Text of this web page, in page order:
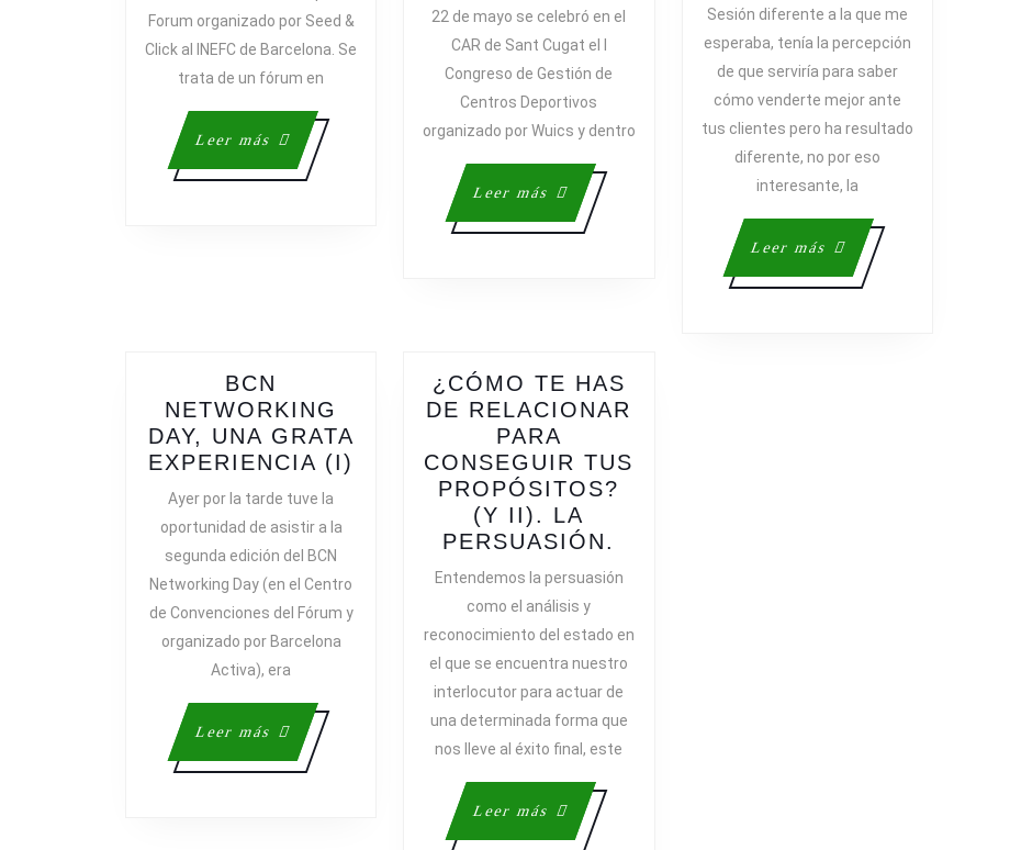
Forum organizado por Seed &
Click al INEFC de Barcelona. Se
trata de un fórum en
Leer más
Leer
más
CONGRESO
GESTIÓN
CENTROS
DEPORTIVOS
22 de mayo se celebró en el
CAR de Sant Cugat el I
Congreso de Gestión de
Centros Deportivos
organizado por Wuics y dentro
Leer más
Leer
más
MARCARSE
UNOS
OBJETIVOS
Sesión diferente a la que me
esperaba, tenía la percepción
de que serviría para saber
cómo venderte mejor ante
tus clientes pero ha resultado
diferente, no por eso
interesante, la
Leer más
Leer
más
BCN
NETWORKING
DAY, UNA GRATA
EXPERIENCIA (I)
NETWORKING
GRATA
(I)
Ayer por la tarde tuve la
oportunidad de asistir a la
segunda edición del BCN
Networking Day (en el Centro
de Convenciones del Fórum y
organizado por Barcelona
Activa), era
Leer más
Leer
más
¿CÓMO TE HAS
DE RELACIONAR
PARA
CONSEGUIR TUS
PROPÓSITOS?
(Y II). LA
PERSUASIÓN.
RELACIONAR
PARA
CONSEGUIR
TUS
PROPÓSITOS?
Entendemos la persuasión
como el análisis y
reconocimiento del estado en
el que se encuentra nuestro
interlocutor para actuar de
una determinada forma que
nos lleve al éxito final, este
Leer más
Leer
más